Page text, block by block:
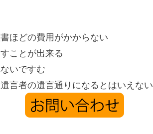
ほどの費用がかからない
ことが出来る
いですむ
言者の遺言通りになるとはいえない